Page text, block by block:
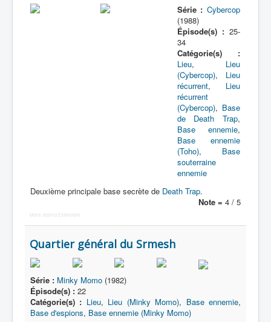
Série : Cybercop
(1988)
Épisode(s) :25-
34
Catégorie(s) :
Lieu, Lieu
(Cybercop), Lieu
récurrent, Lieu
récurrent
(Cybercop), Base
de Death Trap,
Base ennemie,
Base ennemie
(Toho), Base
souterraine
ennemie
Deuxième principale base secrète de Death Trap.
Note = 4 / 5
More Joomla Extensions
Quartier général du Srmesh
Série : Minky Momo (1982)
Épisode(s) : 22
Catégorie(s) : Lieu, Lieu (Minky Momo), Base ennemie,
Base d'espions, Base ennemie (Minky Momo)